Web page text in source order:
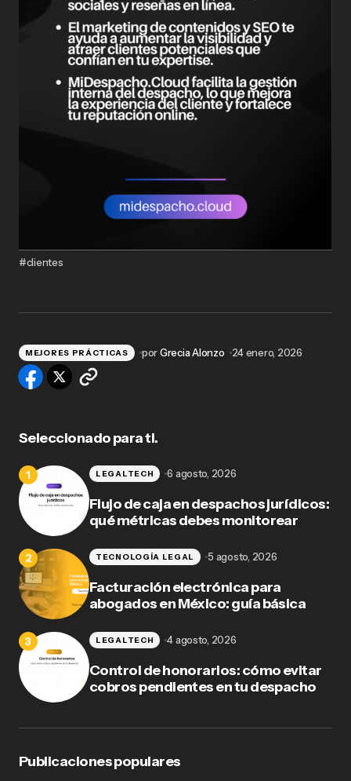
#clientes
MEJORES PRÁCTICAS porGrecia Alonzo 24 enero, 2026
Seleccionado para ti.
Flujo de caja en despachos jurídicos:
qué métricas debes monitorear
LEGALTECH 6 agosto, 2026
Facturación electrónica para
abogados en México: guía básica
TECNOLOGÍA LEGAL 5 agosto, 2026
Control de honorarios: cómo evitar
cobros pendientes en tu despacho
LEGALTECH 4 agosto, 2026
Publicaciones populares